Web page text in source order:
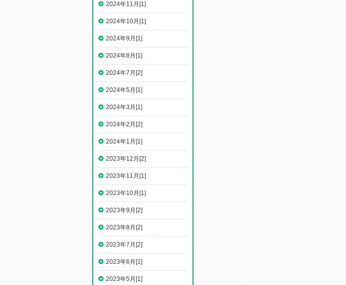
2024年11月[1]
2024年10月[1]
2024年9月[1]
2024年8月[1]
2024年7月[2]
2024年5月[1]
2024年3月[1]
2024年2月[2]
2024年1月[1]
2023年12月[2]
2023年11月[1]
2023年10月[1]
2023年9月[2]
2023年8月[2]
2023年7月[2]
2023年6月[1]
2023年5月[1]